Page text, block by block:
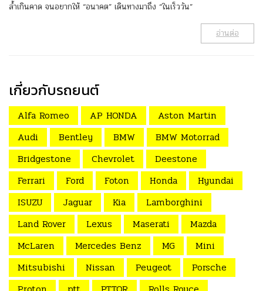
ล้ำเกินคาด จนอยากให้ “อนาคต” เดินทางมาถึง “ในเร็ววัน”
อ่านต่อ
เกี่ยวกับรถยนต์
Alfa Romeo AP HONDA
Aston Martin
Audi
Bentley BMW
BMW Motorrad
Bridgestone
Chevrolet
Deestone
Ferrari
Ford Foton Honda
Hyundai
ISUZU
Jaguar Kia
Lamborghini
Land Rover
Lexus Maserati
Mazda
McLaren
Mercedes Benz MG
Mini
Mitsubishi
Nissan Peugeot
Porsche